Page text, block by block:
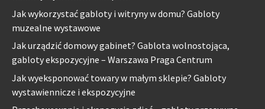
Jak wykorzystać gabloty i witryny w domu? Gabloty
muzealne wystawowe
Jak urządzić domowy gabinet? Gablota wolnostojąca,
gabloty ekspozycyjne – Warszawa Praga Centrum
Jak wyeksponować towary w małym sklepie? Gabloty
wystawiennicze i ekspozycyjne